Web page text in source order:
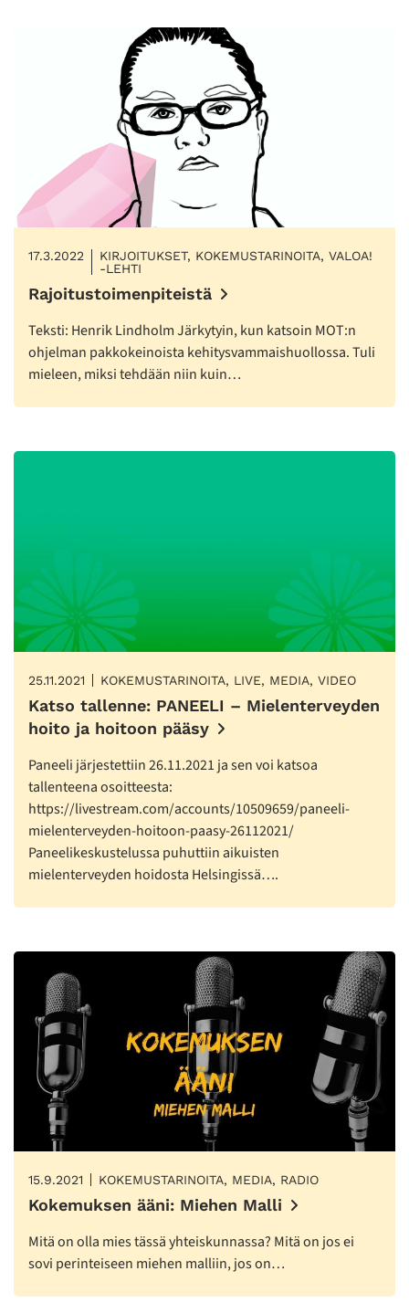
17.3.2022
KIRJOITUKSET, KOKEMUSTARINOITA, VALOA!
-LEHTI
Rajoitustoimenpiteistä
Teksti: Henrik Lindholm Järkytyin, kun katsoin MOT:n
ohjelman pakkokeinoista kehitysvammaishuollossa. Tuli
mieleen, miksi tehdään niin kuin…
25.11.2021 KOKEMUSTARINOITA, LIVE, MEDIA, VIDEO
Katso tallenne: PANEELI – Mielenterveyden
hoito ja hoitoon pääsy
Paneeli järjestettiin 26.11.2021 ja sen voi katsoa
tallenteena osoitteesta:
https://livestream.com/accounts/10509659/paneeli-
mielenterveyden-hoitoon-paasy-26112021/
Paneelikeskustelussa puhuttiin aikuisten
mielenterveyden hoidosta Helsingissä….
15.9.2021 KOKEMUSTARINOITA, MEDIA, RADIO
Kokemuksen ääni: Miehen Malli
Mitä on olla mies tässä yhteiskunnassa? Mitä on jos ei
sovi perinteiseen miehen malliin, jos on…